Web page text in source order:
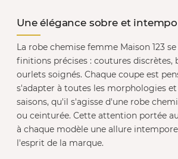
Une élégance sobre et
La robe chemise femme Maison 123
finitions précises : coutures discrètes,
ourlets soignés. Chaque coupe est
s'adapter à toutes les morphologies
saisons, qu'il s'agisse d'une robe
ou ceinturée. Cette attention portée
à chaque modèle une allure
l'esprit de la marque.